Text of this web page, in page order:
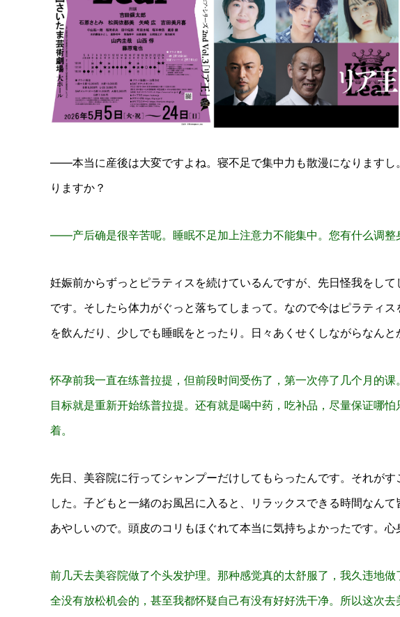
――本当に産後は大変ですよね。寝不足で集中力も散漫になりますし
りますか？
——产后确是很辛苦呢。睡眠不足加上注意力不能集中。您有什么调整
妊娠前からずっとピラティスを続けているんですが、先日怪我をし
です。そしたら体力がぐっと落ちてしまって。なので今はピラティ
を飲んだり、少しでも睡眠をとったり。日々あくせくしながらなんと
怀孕前我一直在练普拉提，但前段时间受伤了，第一次停了几个月的
目标就是重新开始练普拉提。还有就是喝中药，吃补品，尽量保证哪
着。
先日、美容院に行ってシャンプーだけしてもらったんです。それが
した。子どもと一緒のお風呂に入ると、リラックスできる時間なん
あやしいので。頭皮のコリもほぐれて本当に気持ちよかったです。心
前几天去美容院做了个头发护理。那种感觉真的太舒服了，我久违地
全没有放松机会的，甚至我都怀疑自己有没有好好洗干净。所以这次